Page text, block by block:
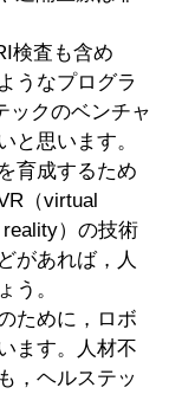
検査も含め
うなプログラ
ックのベンチャ
と思います。
育成するため
（virtual
）の技術
があれば，人
う。
ために，ロボ
ます。人材不
，ヘルステッ